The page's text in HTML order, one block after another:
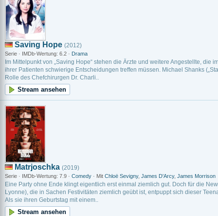
Saving Hope (2012)
Serie · IMDb-Wertung: 6.2 · Drama
Im Mittelpunkt von „Saving Hope“ stehen die Ärzte und weitere Angestellte, die
ihrer Patienten schwierige Entscheidungen treffen müssen. Michael Shanks
Rolle des Chefchirurgen Dr. Charli..
Stream ansehen
Matrjoschka (2019)
Serie · IMDb-Wertung: 7.9 · Comedy · Mit Chloë Sevigny, James D'Arcy, James Morrison
Eine Party ohne Ende klingt eigentlich erst einmal ziemlich gut. Doch für die
Lyonne), die in Sachen Festivitäten ziemlich geübt ist, entpuppt sich dieser
Als sie ihren Geburtstag mit einem..
Stream ansehen